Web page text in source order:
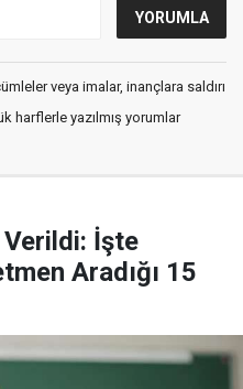
veya imalar, inançlara saldırı
harflerle yazılmış yorumlar
İşte
Aradığı 15